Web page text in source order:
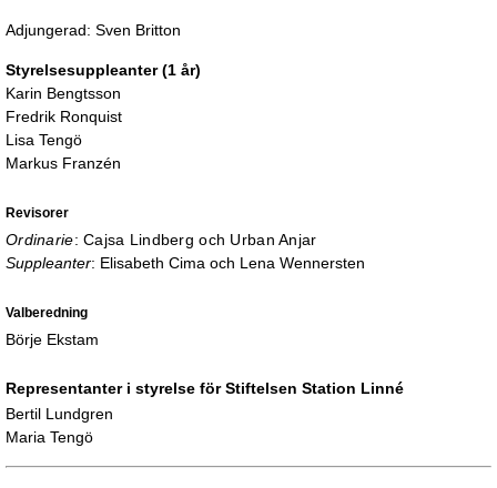
Adjungerad: Sven Britton
Styrelsesuppleanter (1 år)
Karin Bengtsson
Fredrik Ronquist
Lisa Tengö
Markus Franzén
Revisorer
Ordinarie: Cajsa Lindberg och Urban Anjar
Suppleanter: Elisabeth Cima och Lena Wennersten
Valberedning
Börje Ekstam
Representanter i styrelse för Stiftelsen Station Linné
Bertil Lundgren
Maria Tengö